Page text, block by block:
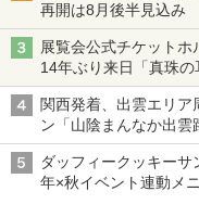
再開は8月後半見込み
展覧会公式チケットホ
14年ぶり来日「真珠
関西発着、出雲エリア
ン「山陰まんなか出雲
ダッフィークッキー
年×秋イベント連動メ